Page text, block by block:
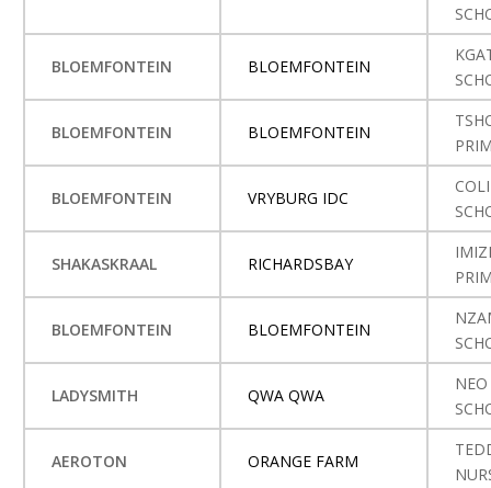
BLOEMFONTEIN BLOEMFONTEIN
BLOEMFONTEIN BLOEMFONTEIN
BLOEMFONTEIN VRYBURG IDC
SHAKASKRAAL RICHARDSBAY
BLOEMFONTEIN BLOEMFONTEIN
LADYSMITH QWA QWA
AEROTON ORANGE FARM